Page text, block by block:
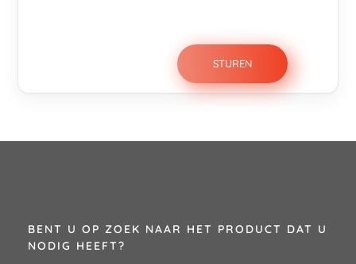
BENT U OP ZOEK NAAR HET PRODUCT DAT U
NODIG HEEFT?